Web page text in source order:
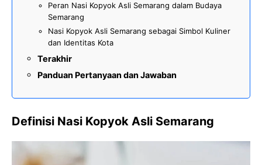
Peran Nasi Kopyok Asli Semarang dalam Budaya
Semarang
Nasi Kopyok Asli Semarang sebagai Simbol Kuliner
dan Identitas Kota
Terakhir
Panduan Pertanyaan dan Jawaban
Definisi Nasi Kopyok Asli Semarang